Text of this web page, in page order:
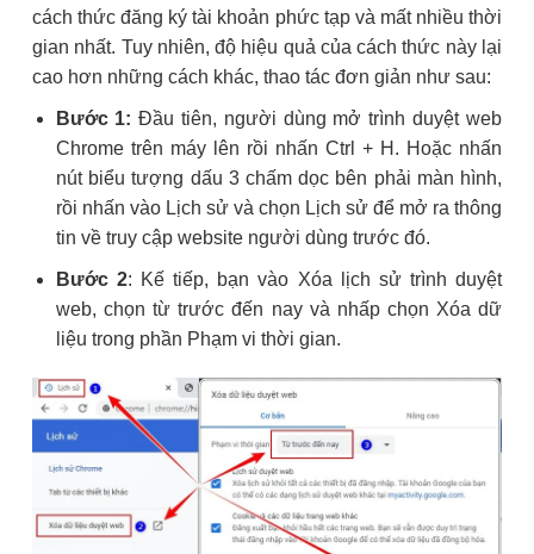
cách thức đăng ký tài khoản phức tạp và mất nhiều thời
gian nhất. Tuy nhiên, độ hiệu quả của cách thức này lại
cao hơn những cách khác, thao tác đơn giản như sau:
Bước 1: Đầu tiên, người dùng mở trình duyệt web
Chrome trên máy lên rồi nhấn Ctrl + H. Hoặc nhấn
nút biểu tượng dấu 3 chấm dọc bên phải màn hình,
rồi nhấn vào Lịch sử và chọn Lịch sử để mở ra thông
tin về truy cập website người dùng trước đó.
Bước 2: Kế tiếp, bạn vào Xóa lịch sử trình duyệt
web, chọn từ trước đến nay và nhấp chọn Xóa dữ
liệu trong phần Phạm vi thời gian.